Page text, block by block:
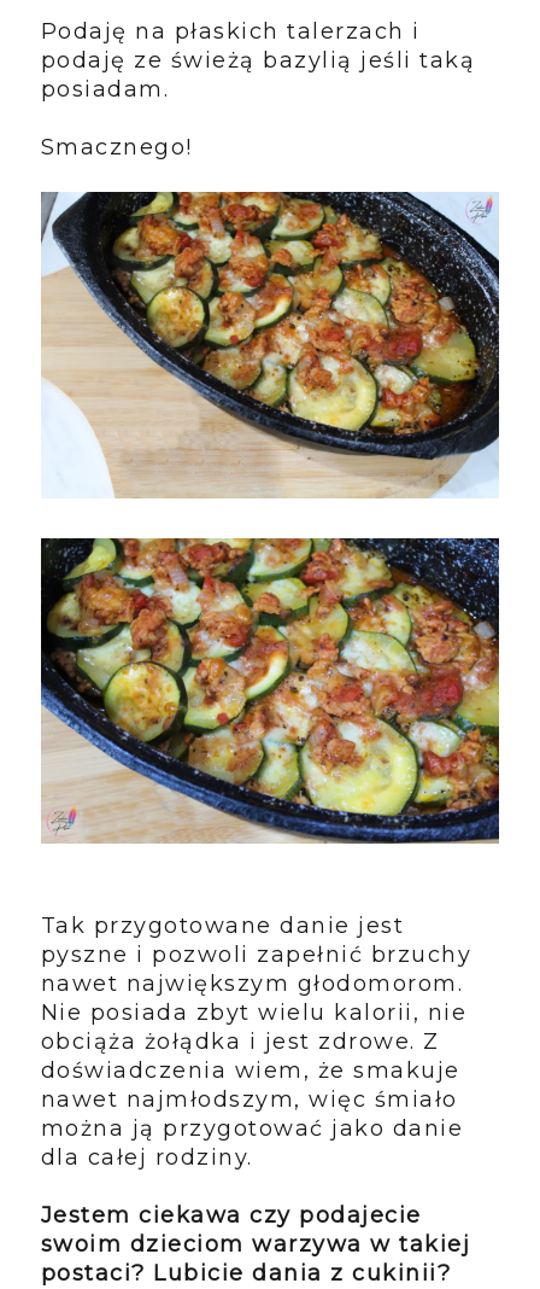
Podaję na płaskich talerzach i
podaję ze świeżą bazylią jeśli taką
posiadam.
Smacznego!
Tak przygotowane danie jest
pyszne i pozwoli zapełnić brzuchy
nawet największym głodomorom.
Nie posiada zbyt wielu kalorii, nie
obciąża żołądka i jest zdrowe. Z
doświadczenia wiem, że smakuje
nawet najmłodszym, więc śmiało
można ją przygotować jako danie
dla całej rodziny.
Jestem ciekawa czy podajecie
swoim dzieciom warzywa w takiej
postaci? Lubicie dania z cukinii?